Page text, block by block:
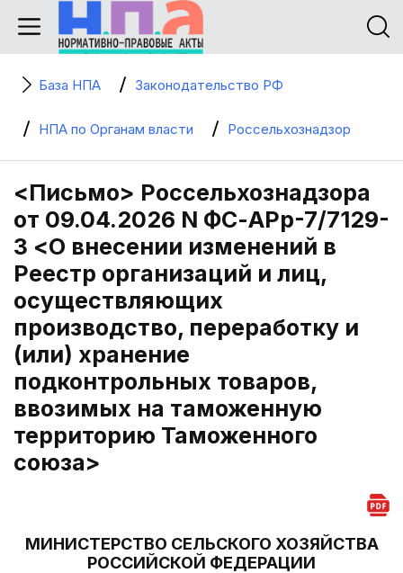
База НПА Законодательство РФ
НПА по Органам власти Россельхознадзор
<Письмо> Россельхознадзора
от 09.04.2026 N ФС-АРр-7/7129-
3 <О внесении изменений в
Реестр организаций и лиц,
осуществляющих
производство, переработку и
(или) хранение
подконтрольных товаров,
ввозимых на таможенную
территорию Таможенного
союза>
МИНИСТЕРСТВО СЕЛЬСКОГО ХОЗЯЙСТВА
РОССИЙСКОЙ ФЕДЕРАЦИИ